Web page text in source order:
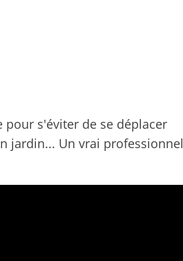
s'éviter de se déplacer
jardin... Un vrai professionnel